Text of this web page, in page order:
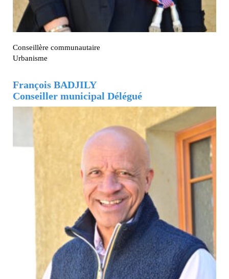
Conseillère communautaire
Urbanisme
François BADJILY
Conseiller municipal Délégué